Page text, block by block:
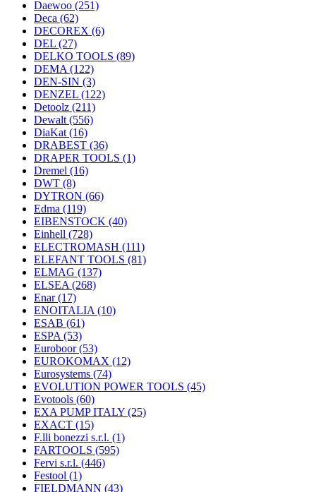
Daewoo (251)
Deca (62)
DECOREX (6)
DEL (27)
DELKO TOOLS (89)
DEMA (122)
DEN-SIN (3)
DENZEL (122)
Detoolz (211)
Dewalt (556)
DiaKat (16)
DRABEST (36)
DRAPER TOOLS (1)
Dremel (16)
DWT (8)
DYTRON (66)
Edma (119)
EIBENSTOCK (40)
Einhell (728)
ELECTROMASH (111)
ELEFANT TOOLS (81)
ELMAG (137)
ELSEA (268)
Enar(17)
ENOITALIA (10)
ESAB (61)
ESPA (53)
Euroboor(53)
EUROKOMAX (12)
Eurosystems (74)
EVOLUTION POWER TOOLS (45)
Evotools (60)
EXA PUMP ITALY (25)
EXACT (15)
F.lli bonezzi s.r.l. (1)
FARTOOLS (595)
Fervi s.r.l. (446)
Festool (1)
FIELDMANN (43)